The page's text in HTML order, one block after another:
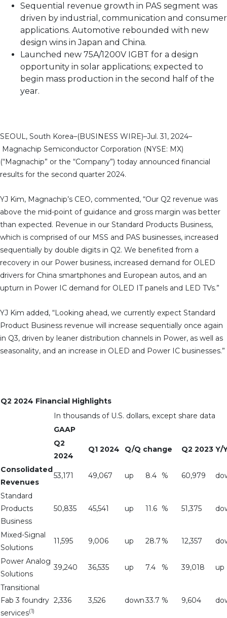
Sequential revenue growth in PAS segment was
driven by industrial, communication and consumer
applications. Automotive rebounded with new
design wins in Japan and China.
Launched new 75A/1200V IGBT for a design
opportunity in solar applications; expected to
begin mass production in the second half of the
year.
SEOUL, South Korea–(BUSINESS WIRE)–Jul. 31, 2024–
Magnachip Semiconductor Corporation (NYSE: MX)
(“Magnachip” or the “Company”) today announced financial
results for the second quarter 2024.
YJ Kim, Magnachip’s CEO, commented, “Our Q2 revenue was
above the mid-point of guidance and gross margin was better
than expected. Revenue in our Standard Products Business,
which is comprised of our MSS and PAS businesses, increased
sequentially by double digits in Q2. We benefited from a
recovery in our Power business, increased demand for OLED
drivers for China smartphones and European autos, and an
upturn in Power IC demand for OLED IT panels and LED TVs.”
YJ Kim added, “Looking ahead, we currently expect Standard
Product Business revenue will increase sequentially once again
in Q3, driven by leaner distribution channels in Power, as well as
seasonality, and an increase in OLED and Power IC businesses.”
Q2 2024 Financial Highlights
In thousands of U.S. dollars, except share data
GAAP
Q2
2024
Q1 2024 Q/Q change Q2 2023 Y/
Consolidated
Revenues
53,171 49,067 up 8.4 % 60,979
Standard
Products
Business
50,835 45,541 up 11.6 % 51,375
Mixed-Signal
Solutions
11,595 9,006 up 28.7 % 12,357
Power Analog
Solutions
39,240 36,535 up 7.4 % 39,018 up
Transitional
Fab 3 foundry
services(1)
2,336 3,526 down33.7 % 9,604